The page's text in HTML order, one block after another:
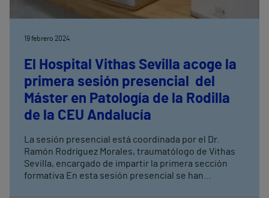
19 febrero 2024
El Hospital Vithas Sevilla acoge la
primera sesión presencial del
Máster en Patología de la Rodilla
de la CEU Andalucía
La sesión presencial está coordinada por el Dr.
Ramón Rodríguez Morales, traumatólogo de Vithas
Sevilla, encargado de impartir la primera sección
formativa En esta sesión presencial se han